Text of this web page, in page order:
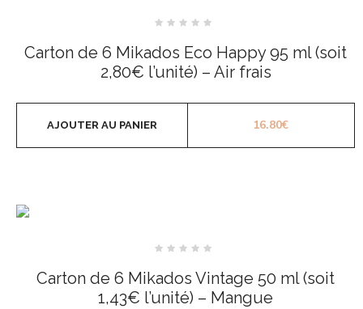
sur
5
Carton de 6 Mikados Eco Happy 95 ml (soit
2,80€ l’unité) – Air frais
16.80€
AJOUTER AU PANIER
sur
5
Carton de 6 Mikados Vintage 50 ml (soit
1,43€ l’unité) – Mangue